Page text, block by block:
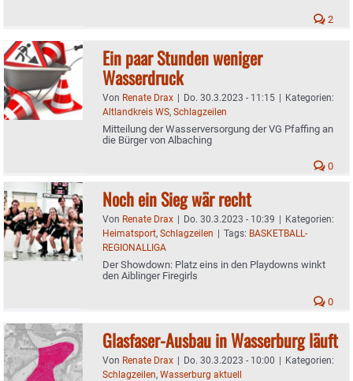
2
Ein paar Stunden weniger
Wasserdruck
Von Renate Drax | Do. 30.3.2023 - 11:15 | Kategorien:
Altlandkreis WS, Schlagzeilen
Mitteilung der Wasserversorgung der VG Pfaffing an
die Bürger von Albaching
0
Noch ein Sieg wär recht
Von Renate Drax | Do. 30.3.2023 - 10:39 | Kategorien:
Heimatsport, Schlagzeilen | Tags: BASKETBALL-
REGIONALLIGA
Der Showdown: Platz eins in den Playdowns winkt
den Aiblinger Firegirls
0
Glasfaser-Ausbau in Wasserburg läuft
Von Renate Drax | Do. 30.3.2023 - 10:00 | Kategorien:
Schlagzeilen, Wasserburg aktuell